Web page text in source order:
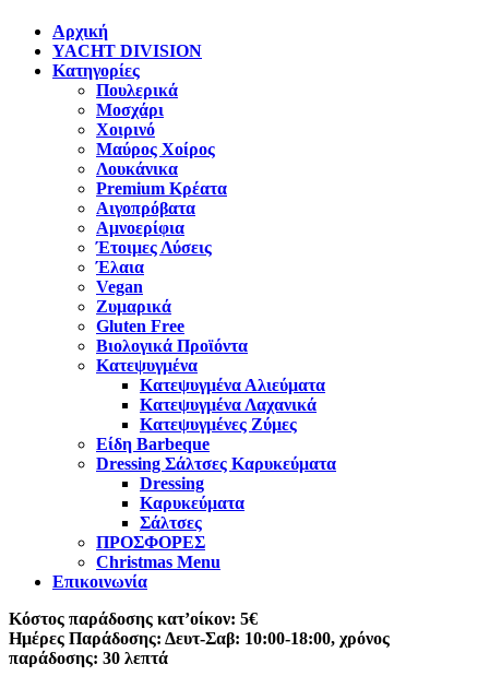
Αρχική
YACHT DIVISION
Κατηγορίες
Πουλερικά
Μοσχάρι
Χοιρινό
Μαύρος Χοίρος
Λουκάνικα
Premium Κρέατα
Αιγοπρόβατα
Αμνοερίφια
Έτοιμες Λύσεις
Έλαια
Vegan
Ζυμαρικά
Gluten Free
Βιολογικά Προϊόντα
Κατεψυγμένα
Κατεψυγμένα Αλιεύματα
Κατεψυγμένα Λαχανικά
Κατεψυγμένες Ζύμες
Είδη Barbeque
Dressing Σάλτσες Καρυκεύματα
Dressing
Καρυκεύματα
Σάλτσες
ΠΡΟΣΦΟΡΕΣ
Christmas Menu
Επικοινωνία
Κόστος παράδοσης κατ’οίκον: 5€
Ημέρες Παράδοσης: Δευτ-Σαβ: 10:00-18:00, χρόνος
παράδοσης: 30 λεπτά